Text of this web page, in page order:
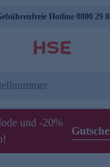
Hotline 0800 29
und -20%